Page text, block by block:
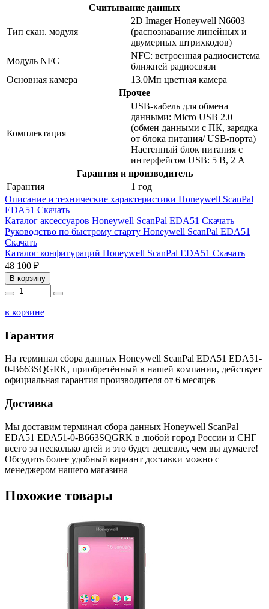
Считывание данных
Тип скан. модуля
2D Imager Honeywell N6603
(распознавание линейных и
двумерных штрихкодов)
Модуль NFC
NFC: встроенная радиосистема
ближней радиосвязи
Основная камера
13.0Мп цветная камера
Прочее
Комплектация
USB-кабель для обмена
данными: Micro USB 2.0
(обмен данными с ПК, зарядка
от блока питания/ USB-порта)
Настенный блок питания с
интерфейсом USB: 5 В, 2 A
Гарантия и производитель
Гарантия
1 год
Описание и технические характеристики Honeywell ScanPal
EDA51 Скачать
Каталог аксессуаров Honeywell ScanPal EDA51 Скачать
Руководство по быстрому старту Honeywell ScanPal EDA51
Скачать
Каталог конфигураций Honeywell ScanPal EDA51 Скачать
48 100 ₽
В корзину
в корзине
Гарантия
На терминал сбора данных Honeywell ScanPal EDA51 EDA51-
0-B663SQGRK, приобретённый в нашей компании, действует
официальная гарантия производителя от 6 месяцев
Доставка
Мы доставим терминал сбора данных Honeywell ScanPal
EDA51 EDA51-0-B663SQGRK в любой город России и СНГ
всего за несколько дней и это будет дешевле, чем вы думаете!
Обсудить более удобный вариант доставки можно с
менеджером нашего магазина
Похожие товары